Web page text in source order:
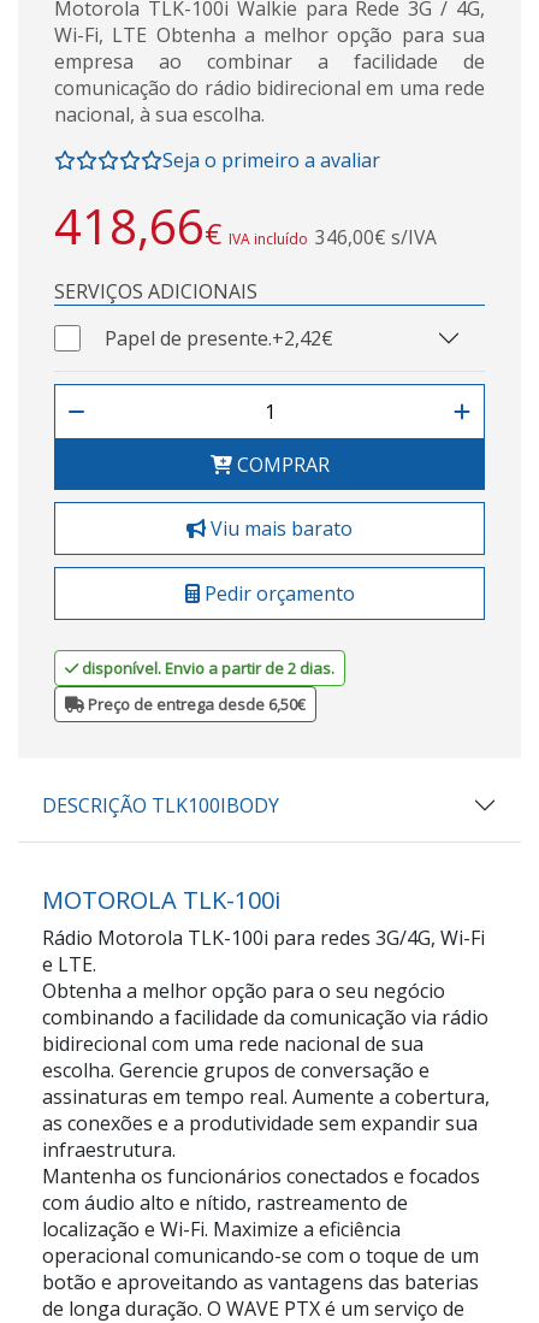
Motorola TLK-100i Walkie para Rede 3G / 4G,
Wi-Fi, LTE Obtenha a melhor opção para sua
empresa ao combinar a facilidade de
comunicação do rádio bidirecional em uma rede
nacional, à sua escolha.
Seja o primeiro a avaliar
418,66€ IVA incluído 346,00€ s/IVA
SERVIÇOS ADICIONAIS
Papel de presente.+2,42€
COMPRAR
Viu mais barato
Pedir orçamento
disponível. Envio a partir de 2 dias.
Preço de entrega desde 6,50€
DESCRIÇÃO TLK100IBODY
MOTOROLA TLK-100i
Rádio Motorola TLK-100i para redes 3G/4G, Wi-Fi
e LTE.
Obtenha a melhor opção para o seu negócio
combinando a facilidade da comunicação via rádio
bidirecional com uma rede nacional de sua
escolha. Gerencie grupos de conversação e
assinaturas em tempo real. Aumente a cobertura,
as conexões e a produtividade sem expandir sua
infraestrutura.
Mantenha os funcionários conectados e focados
com áudio alto e nítido, rastreamento de
localização e Wi-Fi. Maximize a eficiência
operacional comunicando-se com o toque de um
botão e aproveitando as vantagens das baterias
de longa duração. O WAVE PTX é um serviço de